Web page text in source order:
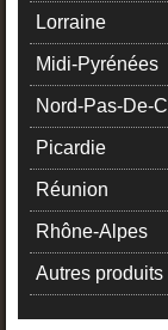
Lorraine
Midi-Pyrénées
Nord-Pas-De-
Picardie
Réunion
Rhône-Alpes
Autres